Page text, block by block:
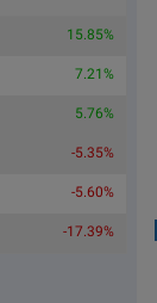
15.85%
7.21%
5.76%
-5.35%
-5.60%
-17.39%